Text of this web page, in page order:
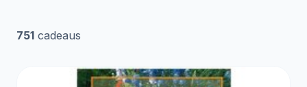
751 cadeaus